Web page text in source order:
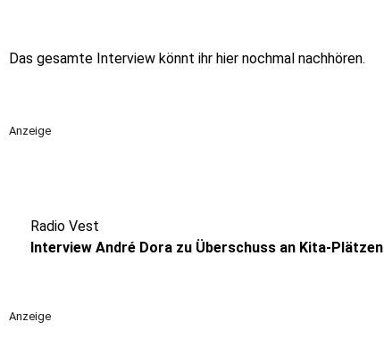
Das gesamte Interview könnt ihr hier nochmal nachhören.
Anzeige
Radio Vest
Interview André Dora zu Überschuss an Kita-Plätzen
Anzeige